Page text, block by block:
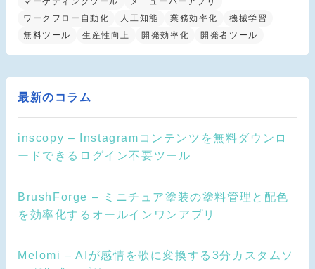
ワークフロー自動化
人工知能 業務効率化
機械学習
無料ツール
生産性向上 開発効率化 開発者ツール
最新のコラム
inscopy – Instagramコンテンツを無料ダウンロ
ードできるログイン不要ツール
BrushForge – ミニチュア塗装の塗料管理と配色
を効率化するオールインワンアプリ
Melomi – AIが感情を歌に変換する3分カスタムソ